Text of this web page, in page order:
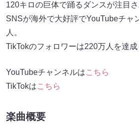
120キロの巨体で踊るダンスが注目さ
SNSが海外で大好評でYouTubeチャ
人。
TikTokのフォロワーは220万人を達成
YouTubeチャンネルはこちら
TikTokはこちら
楽曲概要